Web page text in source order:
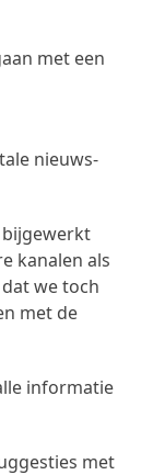
met een
nieuws-
kanalen als
we toch
met de
informatie
met